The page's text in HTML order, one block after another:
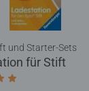
für Stift
und Starter-Sets